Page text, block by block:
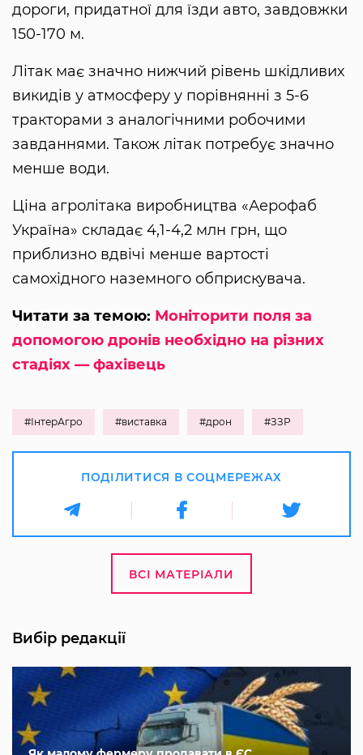
дороги, придатної для їзди авто, завдовжки
150-170 м.
Літак має значно нижчий рівень шкідливих
викидів у атмосферу у порівнянні з 5-6
тракторами з аналогічними робочими
завданнями. Також літак потребує значно
менше води.
Ціна агролітака виробництва «Аерофаб
Україна» складає 4,1-4,2 млн грн, що
приблизно вдвічі менше вартості
самохідного наземного обприскувача.
Читати за темою: Моніторити поля за
допомогою дронів необхідно на різних
стадіях — фахівець
#ІнтерАгро #виставка #дрон #ЗЗР
ПОДІЛИТИСЯ В СОЦМЕРЕЖАХ
ВСІ МАТЕРІАЛИ
Вибір редакції